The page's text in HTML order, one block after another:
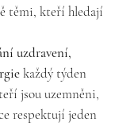
těmi, kteří hledají
uzdravení,
každý týden
jsou uzemněni,
respektují jeden